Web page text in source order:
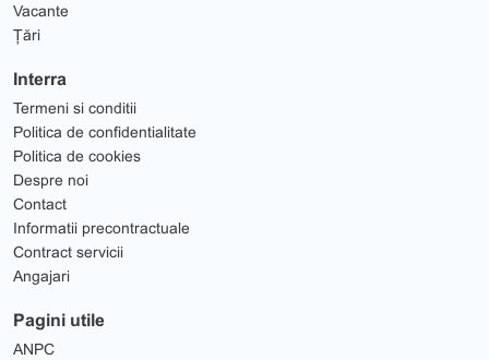
Vacante
Țări
Interra
Termeni si conditii
Politica de confidentialitate
Politica de cookies
Despre noi
Contact
Informatii precontractuale
Contract servicii
Angajari
Pagini utile
ANPC